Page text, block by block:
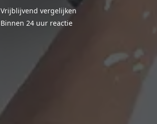
Vrijblijvend vergelijken
Binnen 24 uur reactie